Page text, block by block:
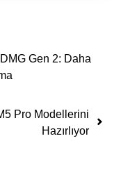
Gen 2: Daha
Pro Modellerini
Hazırlıyor